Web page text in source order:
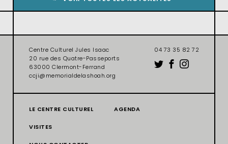
Centre Culturel Jules Isaac
20 rue des Quatre-Passeports
63000 Clermont-Ferrand
ccji@memorialdelashoah.org
04 73 35 82 72
LE CENTRE CULTUREL
VISITES
AGENDA